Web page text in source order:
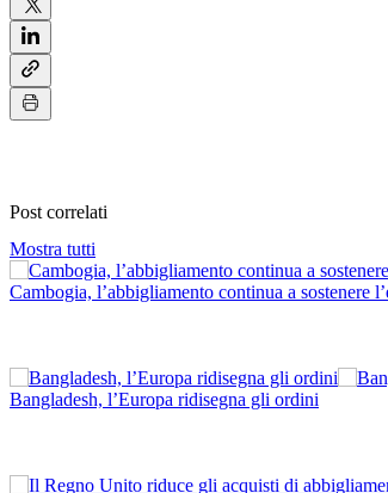
Post correlati
Mostra tutti
Cambogia, l’abbigliamento continua a sostenere
Bangladesh, l’Europa ridisegna gli ordini